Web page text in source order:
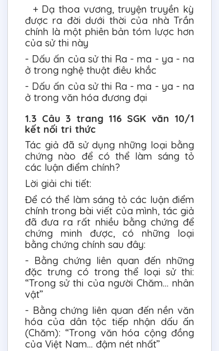
+ Dạ thoa vương, truyện truyền kỳ
được ra đời dưới thời của nhà Trần
chính là một phiên bản tóm lược hơn
của sử thi này
- Dấu ấn của sử thi Ra - ma - ya - na
ở trong nghệ thuật điêu khắc
- Dấu ấn của sử thi Ra - ma - ya - na
ở trong văn hóa đương đại
1.3 Câu 3 trang 116 SGK văn 10/1
kết nối tri thức
Tác giả đã sử dụng những loại bằng
chứng nào để có thể làm sáng tỏ
các luận điểm chính?
Lời giải chi tiết:
Để có thể làm sáng tỏ các luận điểm
chính trong bài viết của mình, tác giả
đã đưa ra rất nhiều bằng chứng để
chứng minh được, có những loại
bằng chứng chính sau đây:
- Bằng chứng liên quan đến những
đặc trưng có trong thể loại sử thi:
“Trong sử thi của người Chăm… nhân
vật”
- Bằng chứng liên quan đến nền văn
hóa của dân tộc tiếp nhận dấu ấn
(Chăm): “Trong văn hóa cộng đồng
của Việt Nam… đậm nét nhất”